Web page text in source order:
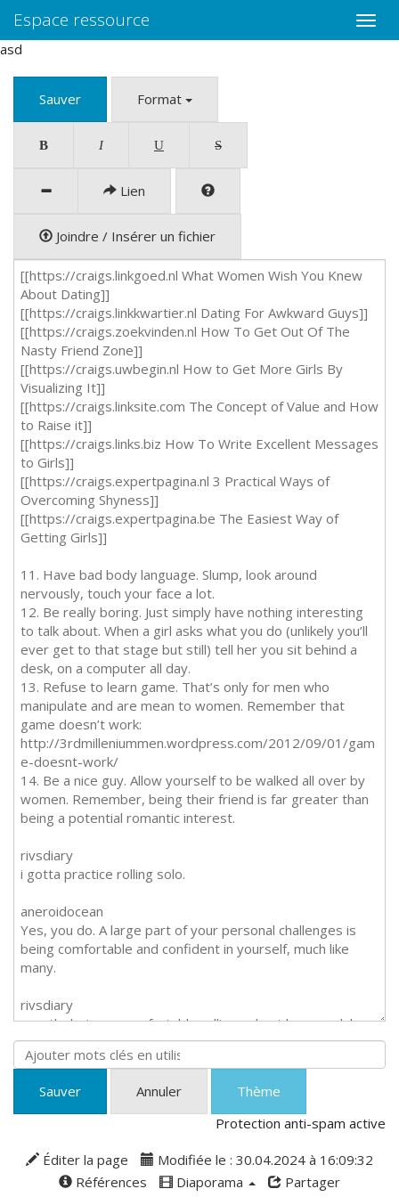
Toggle
Espace ressource
asd
Sauver Format
B I U S
Lien
Joindre / Insérer un fichier
Sauver Annuler
Thème
Protection anti-spam active
Éditer la page
Modifiée le : 30.04.2024 à 16:09:32
Références
Diaporama Partager